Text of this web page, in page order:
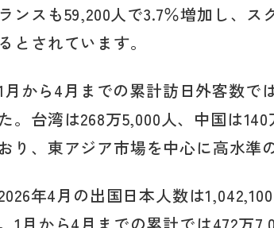
ンスも59,200人で3.7％増加し、
とされています。
月から4月までの累計訪日外客数で
。台湾は268万5,000人、中国は
り、東アジア市場を中心に高水準
年4月の出国日本人数は